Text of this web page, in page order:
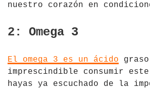
Turquía
Ucrania
nuestro corazón en
2: Omega 3
El omega 3 es un ácido
imprescindible consumir
hayas ya escuchado de la